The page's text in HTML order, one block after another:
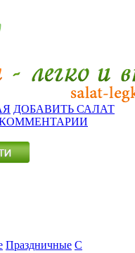
ДОБАВИТЬ САЛАТ
Праздничные С